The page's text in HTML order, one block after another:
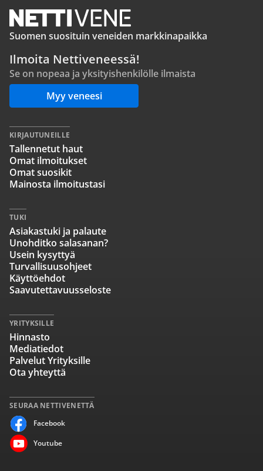
Suomen suosituin veneiden markkinapaikka
Ilmoita Nettiveneessä!
Se on nopeaa ja yksityishenkilölle ilmaista
Myy veneesi
SEURAA NETTIVENETTÄ
Facebook
Youtube
KIRJAUTUNEILLE
Tallennetut haut
Omat ilmoitukset
Omat suosikit
Mainosta ilmoitustasi
TUKI
Asiakastuki ja palaute
Unohditko salasanan?
Usein kysyttyä
Turvallisuusohjeet
Käyttöehdot
Saavutettavuusseloste
YRITYKSILLE
Hinnasto
Mediatiedot
Palvelut Yrityksille
Ota yhteyttä